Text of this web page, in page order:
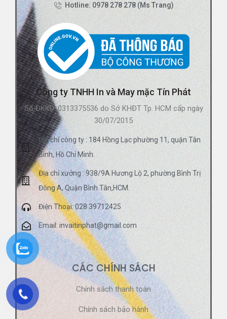
Hotline: 0978 278 278 (Ms Trang)
Công ty TNHH In và May mặc Tín Phát
Số ĐKKD: 0313375536 do Sở KHĐT Tp. HCM cấp ngày
30/07/2015
Địa chỉ công ty : 184 Hồng Lạc phường 11, quận Tân
Bình, Hồ Chí Minh.
Địa chỉ xưởng : 938/9A Hương Lộ 2, phường Bình Trị
Đông A, Quận Bình Tân,HCM.
Điện Thoại: 028 39712425
Email: invaitinphat@gmail.com
CÁC CHÍNH SÁCH
Chính sách thanh toán
Chính sách bảo hành